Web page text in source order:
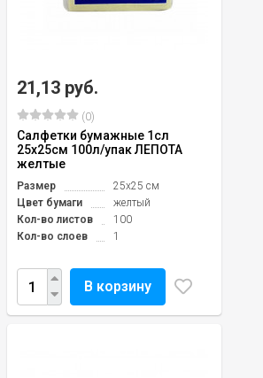
21,13 руб.
(0)
Салфетки бумажные 1сл
25х25см 100л/упак ЛЕПОТА
желтые
Размер
25х25 см
Цвет бумаги
желтый
Кол-во листов
100
Кол-во слоев
1
В корзину